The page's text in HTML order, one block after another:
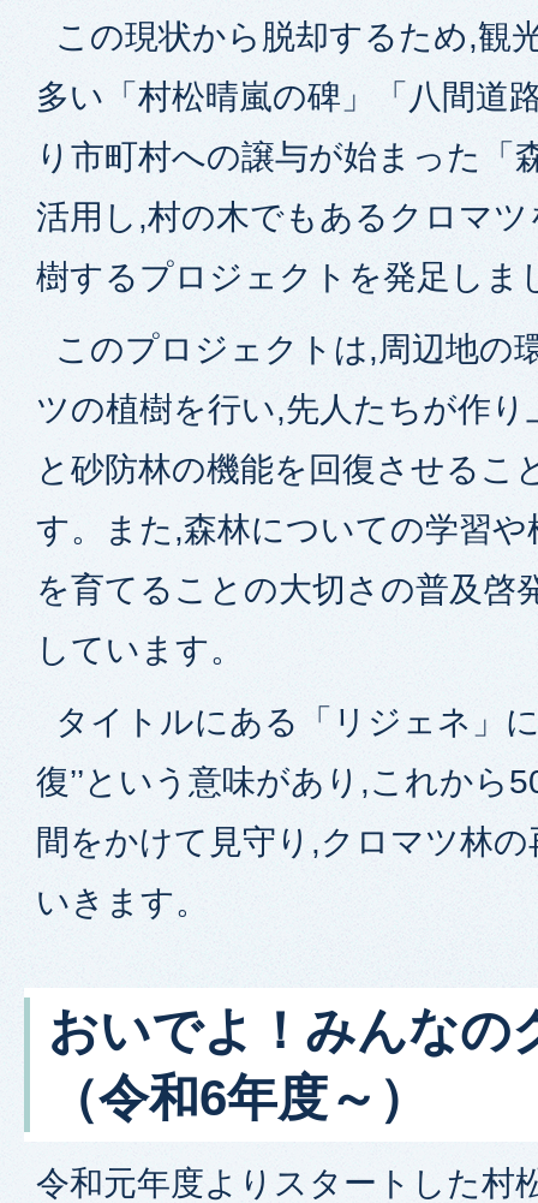
この現状から脱却するため,観
多い「村松晴嵐の碑」「八間道
り市町村への譲与が始まった「
活用し,村の木でもあるクロマ
樹するプロジェクトを発足しま
このプロジェクトは,周辺地の
ツの植樹を行い,先人たちが作
と砂防林の機能を回復させるこ
す。また,森林についての学習
を育てることの大切さの普及啓
しています。
タイトルにある「リジェネ」に
復’’という意味があり,これから
間をかけて見守り,クロマツ林
いきます。
おいでよ！みんなの
（令和6年度～）
令和元年度よりスタートした村